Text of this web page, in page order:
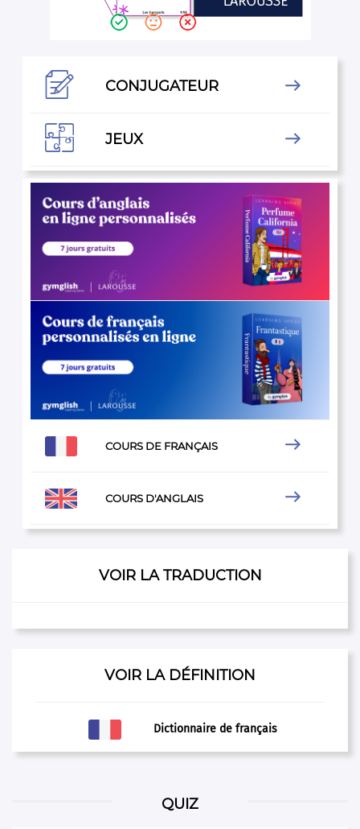
 CONJUGATEUR 
 JEUX 
COURS DE FRANÇAIS 
COURS D'ANGLAIS 
VOIR LA TRADUCTION
VOIR LA DÉFINITION
Dictionnaire de français
QUIZ